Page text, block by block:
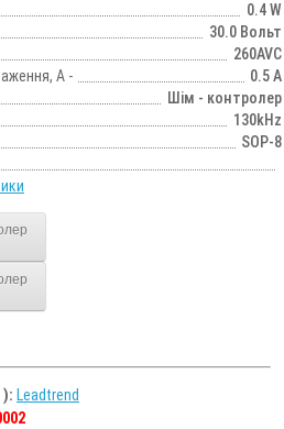
0.4 W
30.0 Вольт
260AVC
А -
0.5 А
Шім - контролер
130kHz
SOP-8
): Leadtrend